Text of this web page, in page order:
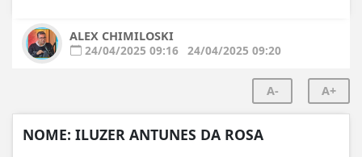
ALEX CHIMILOSKI
24/04/2025 09:16 24/04/2025 09:20
A- A+
NOME: ILUZER ANTUNES DA ROSA